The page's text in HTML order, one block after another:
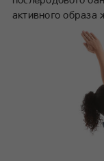
активного образа